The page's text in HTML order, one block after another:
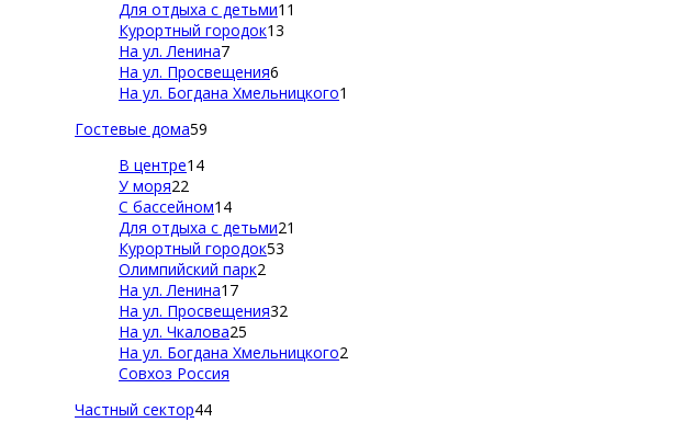
Для отдыха с детьми11
Курортный городок13
На ул. Ленина7
На ул. Просвещения6
На ул. Богдана Хмельницкого1
Гостевые дома59
В центре14
У моря22
С бассейном14
Для отдыха с детьми21
Курортный городок53
Олимпийский парк2
На ул. Ленина17
На ул. Просвещения32
На ул. Чкалова25
На ул. Богдана Хмельницкого2
Совхоз Россия
Частный сектор44